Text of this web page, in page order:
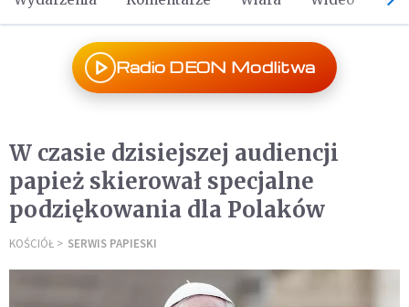
Radio DEON Modlitwa
W czasie dzisiejszej audiencji
papież skierował specjalne
podziękowania dla Polaków
KOŚCIÓŁ SERWIS PAPIESKI